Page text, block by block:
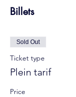
12€ - Tarif réduit
9€ - Tarif à distance
port du masque
Billets
Sold Out
Ticket type
Plein tarif
Price